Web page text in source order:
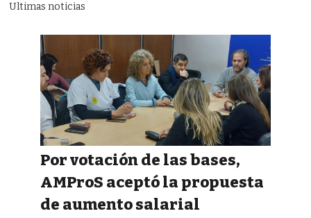
Ultimas noticias
Por votación de las bases,
AMProS aceptó la propuesta
de aumento salarial